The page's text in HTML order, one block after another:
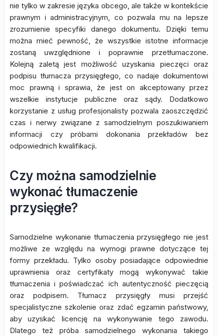
nie tylko w zakresie języka obcego, ale także w kontekście
prawnym i administracyjnym, co pozwala mu na lepsze
zrozumienie specyfiki danego dokumentu. Dzięki temu
można mieć pewność, że wszystkie istotne informacje
zostaną uwzględnione i poprawnie przetłumaczone.
Kolejną zaletą jest możliwość uzyskania pieczęci oraz
podpisu tłumacza przysięgłego, co nadaje dokumentowi
moc prawną i sprawia, że jest on akceptowany przez
wszelkie instytucje publiczne oraz sądy. Dodatkowo
korzystanie z usług profesjonalisty pozwala zaoszczędzić
czas i nerwy związane z samodzielnym poszukiwaniem
informacji czy próbami dokonania przekładów bez
odpowiednich kwalifikacji.
Czy można samodzielnie
wykonać tłumaczenie
przysięgłe?
Samodzielne wykonanie tłumaczenia przysięgłego nie jest
możliwe ze względu na wymogi prawne dotyczące tej
formy przekładu. Tylko osoby posiadające odpowiednie
uprawnienia oraz certyfikaty mogą wykonywać takie
tłumaczenia i poświadczać ich autentyczność pieczęcią
oraz podpisem. Tłumacz przysięgły musi przejść
specjalistyczne szkolenie oraz zdać egzamin państwowy,
aby uzyskać licencję na wykonywanie tego zawodu.
Dlatego też próba samodzielnego wykonania takiego